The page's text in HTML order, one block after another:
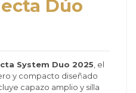
Dúo
System Duo 2025 , el
y compacto diseñado
capazo amplio y silla